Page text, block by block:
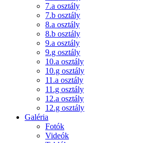
7.a osztály
7.b osztály
8.a osztály
8.b osztály
9.a osztály
9.g osztály
10.a osztály
10.g osztály
11.a osztály
11.g osztály
12.a osztály
12.g osztály
Galéria
Fotók
Videók